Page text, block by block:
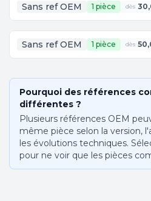
Sans ref OEM 1 pièce dès
Sans ref OEM 1 pièce dès
Pourquoi des références
différentes ?
Plusieurs références OEM
même pièce selon la version,
les évolutions techniques.
pour ne voir que les pièces